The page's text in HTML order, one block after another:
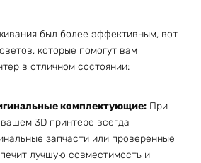
был более эффективным, вот
которые помогут вам
в отличном состоянии:
комплектующие: При
3D принтере всегда
запчасти или проверенные
лучшую совместимость и